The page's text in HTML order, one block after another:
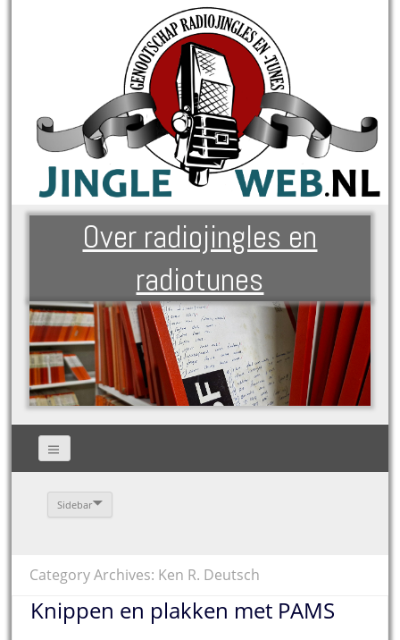
Over radiojingles en
radiotunes
Sidebar
Category Archives: Ken R. Deutsch
Knippen en plakken met PAMS